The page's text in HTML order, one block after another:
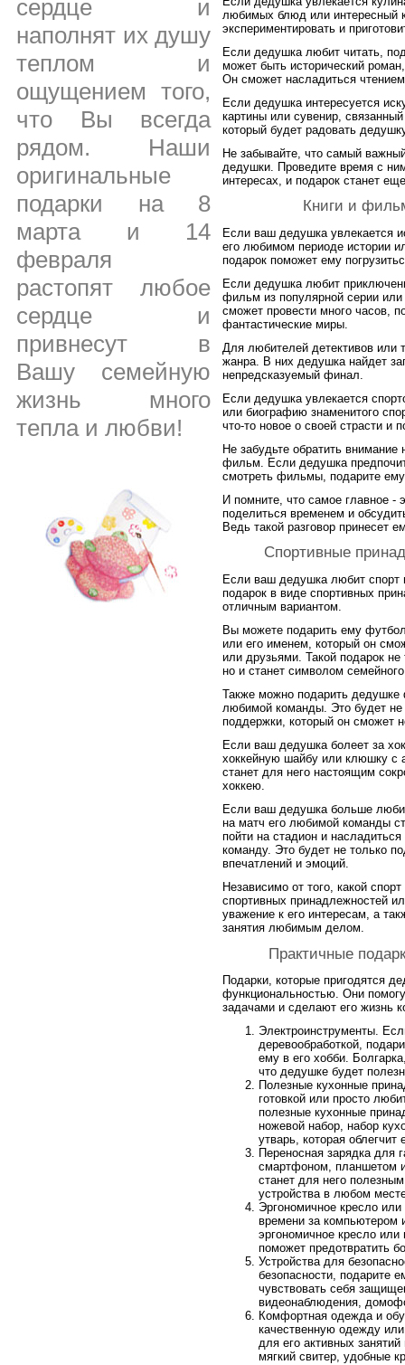
сердце и
наполнят их душу
теплом и
ощущением того,
что Вы всегда
рядом. Наши
оригинальные
подарки на 8
марта и 14
февраля
растопят любое
сердце и
привнесут в
Вашу семейную
жизнь много
тепла и любви!
любимых блюд или интересный
экспериментировать и
Если дедушка любит читать,
может быть исторический
Он сможет насладиться
Если дедушка интересуется
картины или сувенир,
который будет радовать
Не забывайте, что самый
дедушки. Проведите время с
интересах, и подарок станет
Книги и
Если ваш дедушка увлекается
его любимом периоде истории
подарок поможет ему
Если дедушка любит
фильм из популярной серии
сможет провести много часов,
фантастические миры.
Для любителей детективов или
жанра. В них дедушка найдет
непредсказуемый финал.
Если дедушка увлекается
или биографию знаменитого
что-то новое о своей страсти и
Не забудьте обратить
фильм. Если дедушка
смотреть фильмы, подарите
И помните, что самое главное -
поделиться временем и
Ведь такой разговор принесет
Спортивные
Если ваш дедушка любит спорт
подарок в виде спортивных
отличным вариантом.
Вы можете подарить ему
или его именем, который он
или друзьями. Такой подарок не
но и станет символом
Также можно подарить дедушке
любимой команды. Это будет не
поддержки, который он сможет
Если ваш дедушка болеет за
хоккейную шайбу или клюшку с
станет для него настоящим
хоккею.
Если ваш дедушка больше
на матч его любимой команды
пойти на стадион и
команду. Это будет не только
впечатлений и эмоций.
Независимо от того, какой
спортивных принадлежностей
уважение к его интересам, а
занятия любимым делом.
Практичные
Подарки, которые пригодятся
функциональностью. Они
задачами и сделают его жизнь
Электроинструменты.
деревообработкой,
ему в его хобби.
что дедушке будет
Полезные кухонные
готовкой или просто
полезные кухонные
ножевой набор, набор
утварь, которая
Переносная зарядка для
смартфоном, планшетом
станет для него
устройства в любом
Эргономичное кресло
времени за компьютером
эргономичное кресло
поможет предотвратить
Устройства для
безопасности, подарите
чувствовать себя
видеонаблюдения,
Комфортная одежда и
качественную одежду
для его активных
мягкий свитер, удобные